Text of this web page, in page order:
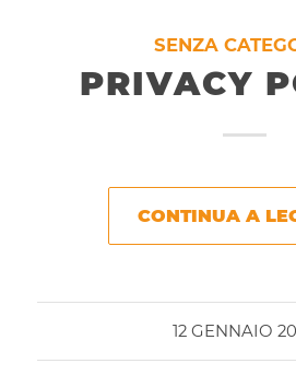
SENZA
PRIVACY
CONTINUA A
12 GENNAIO